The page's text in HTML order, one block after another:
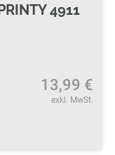
4911
13,99 €
exkl. MwSt.